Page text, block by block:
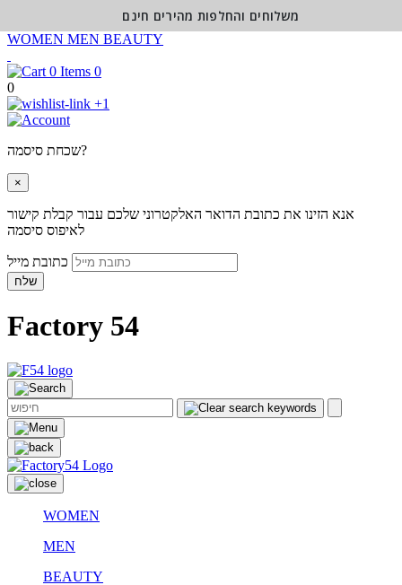
WOMEN MEN BEAUTY
0
0
+1
שכחת סיסמה?
×
אנא הזינו את כתובת הדואר האלקטרוני שלכם עבור קבלת קישור
לאיפוס סיסמה
שלח
Factory 54
WOMEN
MEN
BEAUTY
משלוחים והחלפות מהירים חינם